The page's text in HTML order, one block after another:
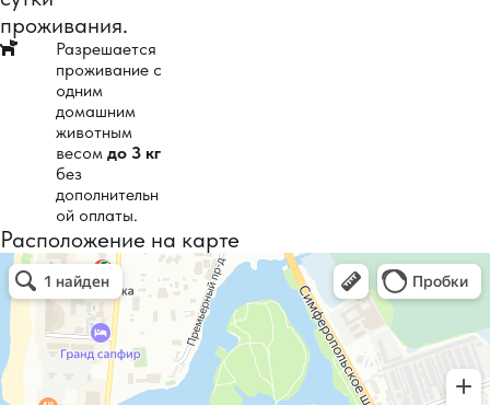
проживания.
Разрешается
проживание с
одним
домашним
животным
весом до 3 кг
без
дополнительн
ой оплаты.
Расположение на карте
Маргарита
Гостевой дом в Анапе